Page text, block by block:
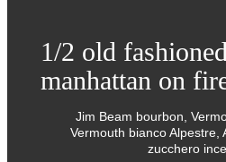
1/2 old
manhattan on
Jim Beam bourbon,
Vermouth bianco Alpestre,
zucchero